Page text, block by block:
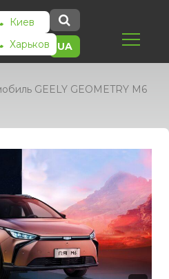
Киев
Харьков
UA
GEELY GEOMETRY M6